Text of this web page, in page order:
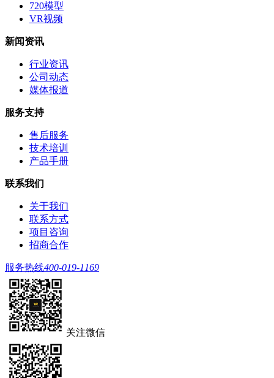
720模型
VR视频
新闻资讯
行业资讯
公司动态
媒体报道
服务支持
售后服务
技术培训
产品手册
联系我们
关于我们
联系方式
项目咨询
招商合作
服务热线400-019-1169
关注微信